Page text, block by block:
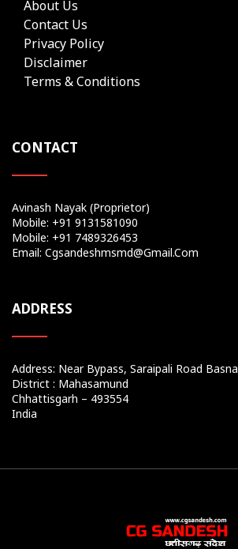
About Us
Contact Us
Privacy Policy
Disclaimer
Terms & Conditions
CONTACT
Avinash Nayak (Proprietor)
Mobile: +91 9131581090
Mobile: +91 7489326453
Email: Cgsandeshmsmd@gmail.com
ADDRESS
Address: Near Bypass, Saraipali Road Basna
District : Mahasamund
Chhattisgarh – 493554
India